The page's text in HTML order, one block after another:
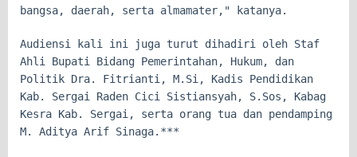
bangsa, daerah, serta almamater," katanya.
Audiensi kali ini juga turut dihadiri oleh Staf
Ahli Bupati Bidang Pemerintahan, Hukum, dan
Politik Dra. Fitrianti, M.Si, Kadis Pendidikan
Kab. Sergai Raden Cici Sistiansyah, S.Sos, Kabag
Kesra Kab. Sergai, serta orang tua dan pendamping
M. Aditya Arif Sinaga.***